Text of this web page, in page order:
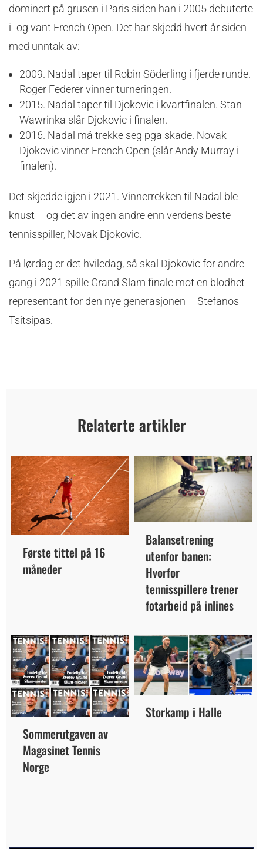
dominert på grusen i Paris siden han i 2005 debuterte
i -og vant French Open. Det har skjedd hvert år siden
med unntak av:
2009. Nadal taper til Robin Söderling i fjerde runde.
Roger Federer vinner turneringen.
2015. Nadal taper til Djokovic i kvartfinalen. Stan
Wawrinka slår Djokovic i finalen.
2016. Nadal må trekke seg pga skade. Novak
Djokovic vinner French Open (slår Andy Murray i
finalen).
Det skjedde igjen i 2021. Vinnerrekken til Nadal ble
knust – og det av ingen andre enn verdens beste
tennisspiller, Novak Djokovic.
På lørdag er det hviledag, så skal Djokovic for andre
gang i 2021 spille Grand Slam finale mot en blodhet
representant for den nye generasjonen – Stefanos
Tsitsipas.
Relaterte artikler
Første tittel på 16
måneder
Balansetrening
utenfor banen:
Hvorfor
tennisspillere trener
fotarbeid på inlines
Sommerutgaven av
Magasinet Tennis
Norge
Storkamp i Halle